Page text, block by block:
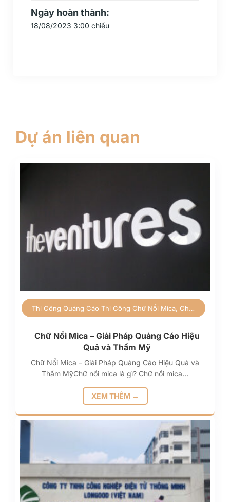
Ngày hoàn thành:
18/08/2023 3:00 chiều
Dự án liên quan
Thi Công Quảng Cáo Thi Công Chữ Nổi Mica, Chữ Inox
Chữ Nổi Mica – Giải Pháp Quảng Cáo Hiệu
Quả và Thẩm Mỹ
Chữ Nổi Mica – Giải Pháp Quảng Cáo Hiệu Quả và
Thẩm MỹChữ nổi mica là gì? Chữ nổi mica…
XEM THÊM →